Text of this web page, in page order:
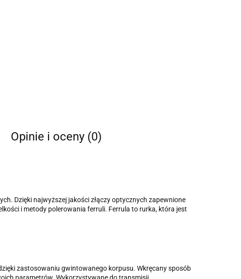
Opinie i oceny (0)
Dzięki najwyższej jakości złączy optycznych zapewnione
i metody polerowania ferruli. Ferrula to rurka, która jest
zastosowaniu gwintowanego korpusu. Wkręcany sposób
parametrów. Wykorzystywane do transmisji